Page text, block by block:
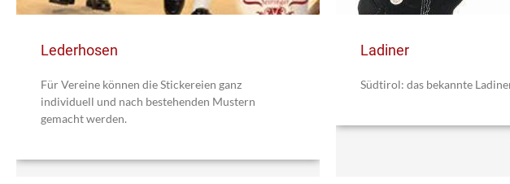
Lederhosen
Für Vereine können die Stickereien ganz
individuell und nach bestehenden Mustern
gemacht werden.
Ladiner
Südtirol: das bekannte